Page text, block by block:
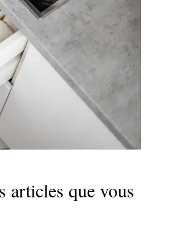
articles que vous